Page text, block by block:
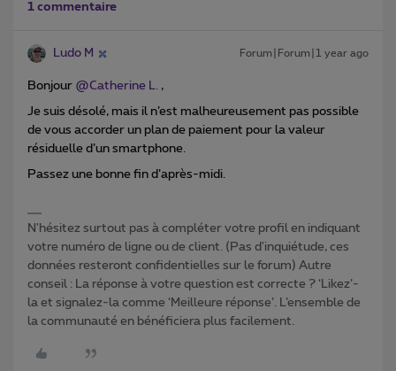
1 commentaire
Ludo M Forum|Forum|1 year ago
Bonjour @Catherine L. ,
Je suis désolé, mais il n’est malheureusement pas possible
de vous accorder un plan de paiement pour la valeur
résiduelle d’un smartphone.
Passez une bonne fin d’après-midi.
N'hésitez surtout pas à compléter votre profil en indiquant
votre numéro de ligne ou de client. (Pas d'inquiétude, ces
données resteront confidentielles sur le forum) Autre
conseil : La réponse à votre question est correcte ? ‘Likez’-
la et signalez-la comme ‘Meilleure réponse’. L’ensemble de
la communauté en bénéficiera plus facilement.